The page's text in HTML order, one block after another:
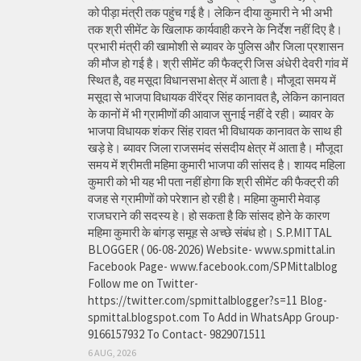
को पीड़ा मंत्री तक पहुंच गई है। लेकिन दीया कुमारी ने भी अभी
तक श्री सीमेंट के खिलाफ कार्यवाही करने के निर्देश नहीं दिए है।
प्रभारी मंत्री की खामोशी से ब्यावर के पुलिस और जिला प्रशासन
की मौज हो गई है। श्री सीमेंट की फैक्ट्री जिस अंधेरी देवरी गांव में
स्थित है, वह मसूदा विधानसभा क्षेत्र में आता है। मौजूदा समय में
मसूदा से भाजपा विधायक वीरेंद्र सिंह कानावत है, लेकिन कानावत
के कानों में भी ग्रामीणों की आवाज सुनाई नहीं दे रही। ब्यावर के
भाजपा विधायक शंकर सिंह रावत भी विधायक कानावत के साथ ही
खड़े हे। ब्यावर जिला राजसमंद संसदीय क्षेत्र में आता है। मौजूदा
समय में श्रीमती महिमा कुमारी भाजपा की सांसद है। शायद महिला
कुमारी को भी यह भी पता नहीं होगा कि श्री सीमेंट की फैक्ट्री की
वजह से ग्रामीणों को परेशान हो रही है। महिमा कुमारी मेवाड़
राजघराने की सदस्य हे। हो सकता है कि सांसद होने के कारण
महिमा कुमारी के बांगड़ समूह से अच्छे संबंध हो। S.P.MITTAL
BLOGGER ( 06-08-2026) Website- www.spmittal.in
Facebook Page- www.facebook.com/SPMittalblog
Follow me on Twitter-
https://twitter.com/spmittalblogger?s=11 Blog-
spmittal.blogspot.com To Add in WhatsApp Group-
9166157932 To Contact- 9829071511
6 AUG, 2026